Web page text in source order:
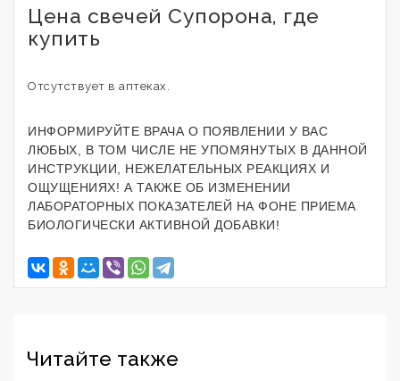
Цена свечей Супорона, где
купить
Отсутствует в аптеках.
ИНФОРМИРУЙТЕ ВРАЧА О ПОЯВЛЕНИИ У ВАС
ЛЮБЫХ, В ТОМ ЧИСЛЕ НЕ УПОМЯНУТЫХ В ДАННОЙ
ИНСТРУКЦИИ, НЕЖЕЛАТЕЛЬНЫХ РЕАКЦИЯХ И
ОЩУЩЕНИЯХ! А ТАКЖЕ ОБ ИЗМЕНЕНИИ
ЛАБОРАТОРНЫХ ПОКАЗАТЕЛЕЙ НА ФОНЕ ПРИЕМА
БИОЛОГИЧЕСКИ АКТИВНОЙ ДОБАВКИ!
Читайте также